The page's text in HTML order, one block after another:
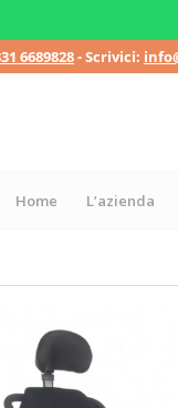
6689828- Scrivici:
Home L’azienda